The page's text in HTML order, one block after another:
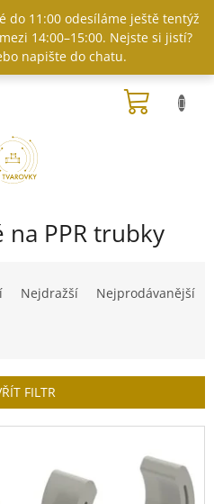
do 11:00 odesíláme ještě tentýž
14:00–15:00. Nejste si jistí?
napište do chatu.
na PPR trubky
Nejdražší Nejprodávanější
FILTR